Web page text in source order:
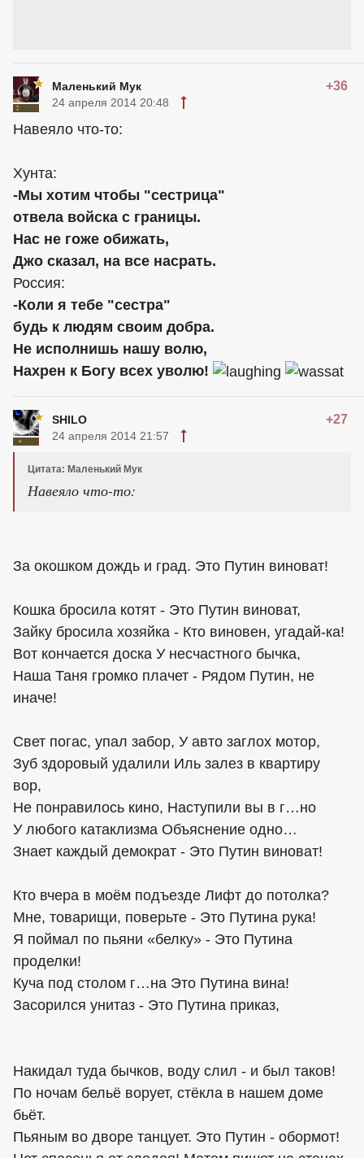
Маленький Мук +36
24 апреля 2014 20:48
Навеяло что-то:
Хунта:
-Мы хотим чтобы "сестрица"
отвела войска с границы.
Нас не гоже обижать,
Джо сказал, на все насрать.
Россия:
-Коли я тебе "сестра"
будь к людям своим добра.
Не исполнишь нашу волю,
Нахрен к Богу всех уволю!
SHILO +27
24 апреля 2014 21:57
Цитата: Маленький Мук
Навеяло что-то:
За окошком дождь и град. Это Путин виноват!
Кошка бросила котят - Это Путин виноват,
Зайку бросила хозяйка - Кто виновен, угадай-ка!
Вот кончается доска У несчастного бычка,
Наша Таня громко плачет - Рядом Путин, не
иначе!
Свет погас, упал забор, У авто заглох мотор,
Зуб здоровый удалили Иль залез в квартиру
вор,
Не понравилось кино, Наступили вы в г…но
У любого катаклизма Объяснение одно…
Знает каждый демократ - Это Путин виноват!
Кто вчера в моём подъезде Лифт до потолка?
Мне, товарищи, поверьте - Это Путина рука!
Я поймал по пьяни «белку» - Это Путина
проделки!
Куча под столом г…на Это Путина вина!
Засорился унитаз - Это Путина приказ,
Накидал туда бычков, воду слил - и был таков!
По ночам бельё ворует, стёкла в нашем доме
бьёт.
Пьяным во дворе танцует. Это Путин - обормот!